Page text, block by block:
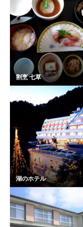
割烹 七草
湖のホテル